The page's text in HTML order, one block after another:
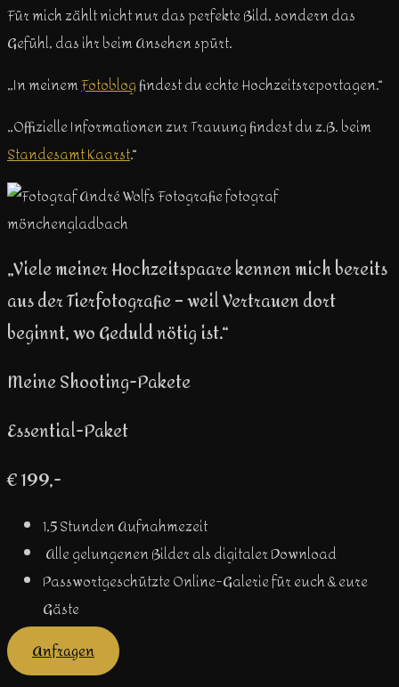
Für mich zählt nicht nur das perfekte Bild, sondern das
Gefühl, das ihr beim Ansehen spürt.
„In meinemFotoblogfindest du echte Hochzeitsreportagen.“
„Offizielle Informationen zur Trauung findest du z.B. beim
Standesamt Kaarst.“
„Viele meiner Hochzeitspaare kennen mich bereits
aus der Tierfotografie – weil Vertrauen dort
beginnt, wo Geduld nötig ist.“
Meine Shooting-Pakete
Essential-Paket
€ 199,-
1,5 Stunden Aufnahmezeit
Alle gelungenen Bilder als digitaler Download
Passwortgeschützte Online-Galerie für euch & eure
Gäste
Anfragen